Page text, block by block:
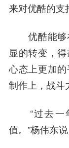
来对优酷的支
优酷能够
显的转变，
心态上更加
制作上，战斗
“过去一
值。”杨伟东说